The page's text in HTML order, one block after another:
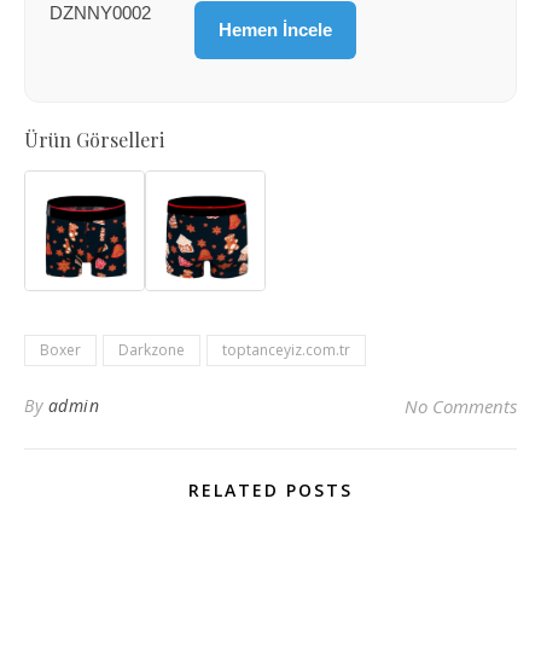
Hemen İncele
Ürün Görselleri
Boxer Darkzone toptanceyiz.com.tr
By admin No Comments
RELATED POSTS